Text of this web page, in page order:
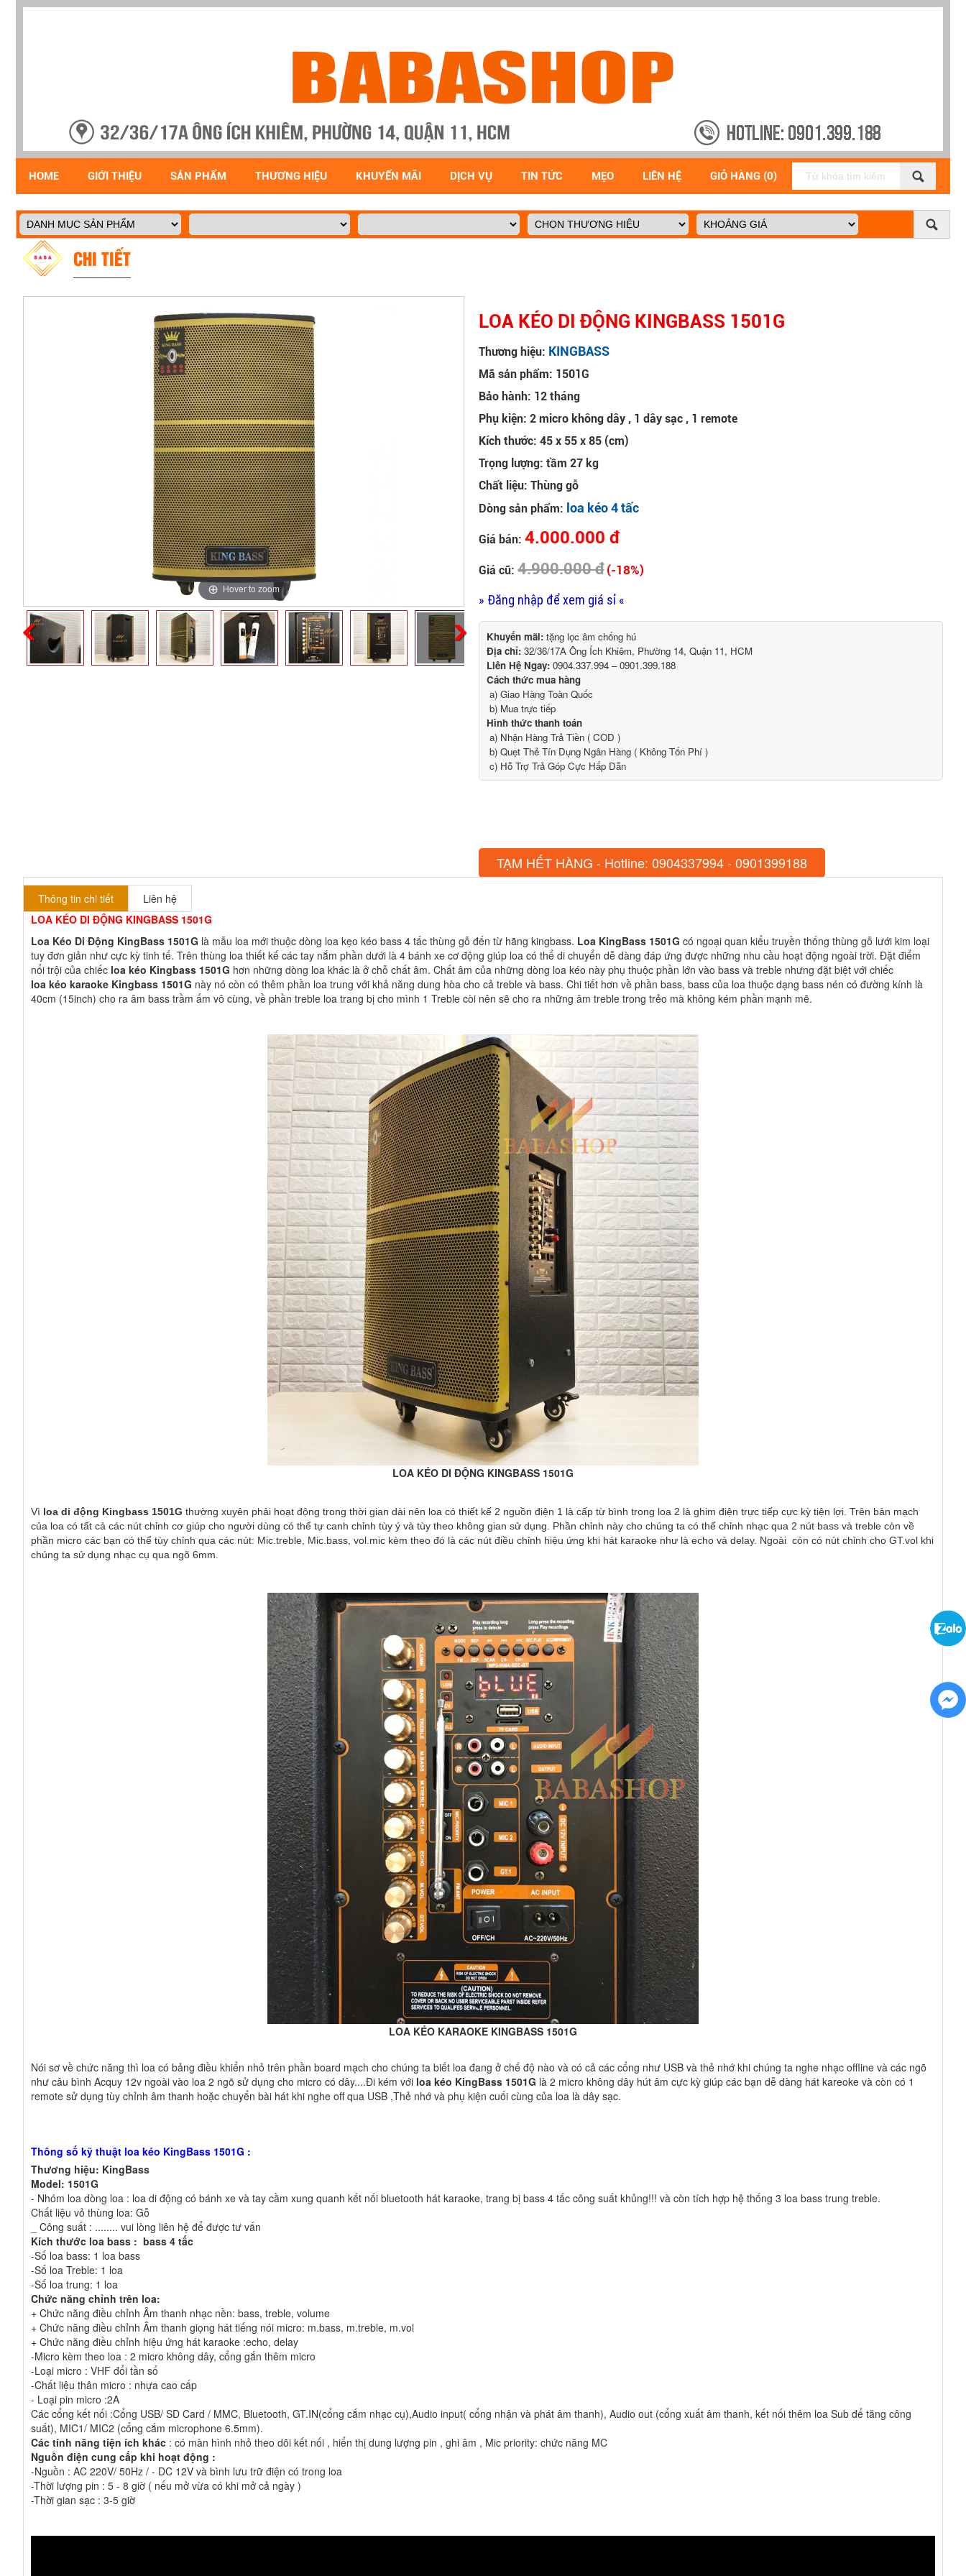
HOME GIỚI THIỆU SẢN PHẨM THƯƠNG HIỆU KHUYẾN MÃI DỊCH VỤ TIN TỨC MẸO LIÊN HỆ GIỎ HÀNG (0)
CHI TIẾT
Hover to zoom
LOA KÉO DI ĐỘNG KINGBASS 1501G
Thương hiệu: KINGBASS
Mã sản phẩm: 1501G
Bảo hành: 12 tháng
Phụ kiện: 2 micro không dây , 1 dây sạc , 1 remote
Kích thước: 45 x 55 x 85 (cm)
Trọng lượng: tầm 27 kg
Chất liệu: Thùng gỗ
Dòng sản phẩm: loa kéo 4 tấc
Giá bán:4.000.000 đ
Giá cũ:4.900.000 đ (-18%)
» Đăng nhập để xem giá sỉ «
Khuyến mãi: tặng lọc âm chống hú
Địa chỉ: 32/36/17A Ông Ích Khiêm, Phường 14, Quận 11, HCM
Liên Hệ Ngay: 0904.337.994 – 0901.399.188
Cách thức mua hàng
a) Giao Hàng Toàn Quốc
b) Mua trực tiếp
Hình thức thanh toán
a) Nhận Hàng Trả Tiền ( COD )
b) Quẹt Thẻ Tín Dụng Ngân Hàng ( Không Tốn Phí )
c) Hỗ Trợ Trả Góp Cực Hấp Dẫn
TẠM HẾT HÀNG - Hotline: 0904337994 - 0901399188
Thông tin chi tiết
Liên hệ
LOA KÉO DI ĐỘNG KINGBASS 1501G
Loa Kéo Di Động KingBass 1501G là mẫu loa mới thuộc dòng loa kẹo kéo bass 4 tấc thùng gỗ đến từ hãng kingbass. Loa KingBass 1501G có ngoại quan kiểu truyền thống thùng gỗ lưới kim loại
tuy đơn giản như cực kỳ tinh tế. Trên thùng loa thiết kế các tay nắm phần dưới là 4 bánh xe cơ động giúp loa có thể di chuyển dễ dàng đáp ứng được những nhu cầu hoạt động ngoài trời. Đặt điểm
nổi trội của chiếc loa kéo Kingbass 1501G hơn những dòng loa khác là ở chỗ chất âm. Chất âm của những dòng loa kéo này phụ thuộc phần lớn vào bass và treble nhưng đặt biệt với chiếc
loa kéo karaoke Kingbass 1501G này nó còn có thêm phần loa trung với khả năng dung hòa cho cả treble và bass. Chi tiết hơn về phần bass, bass của loa thuộc dạng bass nén có đường kính là
40cm (15inch) cho ra âm bass trầm ấm vô cùng, về phần treble loa trang bị cho mình 1 Treble còi nên sẽ cho ra những âm treble trong trẻo mà không kém phần mạnh mẽ.
LOA KÉO DI ĐỘNG KINGBASS 1501G
Vì loa di động Kingbass 1501G thường xuyên phải hoạt động trong thời gian dài nên loa có thiết kế 2 nguồn điện 1 là cấp từ bình trong loa 2 là ghim điện trực tiếp cực kỳ tiện lợi. Trên bản mạch
của loa có tất cả các nút chỉnh cơ giúp cho người dùng có thể tự canh chỉnh tùy ý và tùy theo không gian sử dụng. Phần chỉnh này cho chúng ta có thể chỉnh nhạc qua 2 nút bass và treble còn về
phần micro các bạn có thể tùy chỉnh qua các nút: Mic.treble, Mic.bass, vol.mic kèm theo đó là các nút điều chỉnh hiệu ứng khi hát karaoke như là echo và delay. Ngoài  còn có nút chỉnh cho GT.vol khi
chúng ta sử dụng nhạc cụ qua ngõ 6mm.
LOA KÉO KARAOKE KINGBASS 1501G
Nói sơ về chức năng thì loa có bảng điều khiển nhỏ trên phần board mạch cho chúng ta biết loa đang ở chế độ nào và có cả các cổng như USB và thẻ nhớ khi chúng ta nghe nhạc offline và các ngõ
như câu bình Acquy 12v ngoài vào loa 2 ngõ sử dụng cho micro có dây....Đi kém với loa kéo KingBass 1501G là 2 micro không dây hút âm cực kỳ giúp các bạn dễ dàng hát kareoke và còn có 1
remote sử dụng tùy chỉnh âm thanh hoặc chuyển bài hát khi nghe off qua USB ,Thẻ nhớ và phụ kiện cuối cùng của loa là dây sạc.
Thông số kỹ thuật loa kéo KingBass 1501G :
Thương hiệu: KingBass
Model: 1501G
- Nhóm loa dòng loa : loa di động có bánh xe và tay cầm xung quanh kết nối bluetooth hát karaoke, trang bị bass 4 tấc công suất khủng!!! và còn tích hợp hệ thống 3 loa bass trung treble.
Chất liệu vỏ thùng loa: Gỗ
_ Công suất : ........ vui lòng liên hệ để được tư vấn
Kích thước loa bass : bass 4 tấc
-Số loa bass: 1 loa bass
-Số loa Treble: 1 loa
-Số loa trung: 1 loa
Chức năng chỉnh trên loa:
+ Chức năng điều chỉnh Âm thanh nhạc nền: bass, treble, volume
+ Chức năng điều chỉnh Âm thanh giọng hát tiếng nói micro: m.bass, m.treble, m.vol
+ Chức năng điều chỉnh hiệu ứng hát karaoke :echo, delay
-Micro kèm theo loa : 2 micro không dây, cổng gắn thêm micro
-Loại micro : VHF đổi tần số
-Chất liệu thân micro : nhựa cao cấp
- Loại pin micro :2A
Các cổng kết nối :Cổng USB/ SD Card / MMC, Bluetooth, GT.IN(cổng cắm nhạc cụ),Audio input( cổng nhận và phát âm thanh), Audio out (cổng xuất âm thanh, kết nối thêm loa Sub để tăng công
suất), MIC1/ MIC2 (cổng cắm microphone 6.5mm).
Các tính năng tiện ích khác : có màn hình nhỏ theo dõi kết nối , hiển thị dung lượng pin , ghi âm , Mic priority: chức năng MC
Nguồn điện cung cấp khi hoạt động :
-Nguồn : AC 220V/ 50Hz / - DC 12V và bình lưu trữ điện có trong loa
-Thời lượng pin : 5 - 8 giờ ( nếu mở vừa có khi mở cả ngày )
-Thời gian sạc : 3-5 giờ